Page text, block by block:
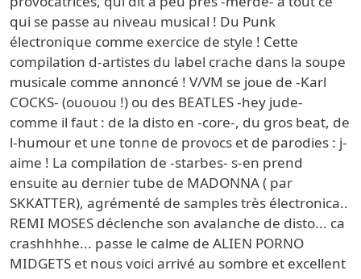
qui se passe au niveau musical ! Du Punk
électronique comme exercice de style ! Cette
compilation d-artistes du label crache dans la soupe
musicale comme annoncé ! V/VM se joue de -Karl
COCKS- (ououou !) ou des BEATLES -hey jude-
comme il faut : de la disto en -core-, du gros beat, de
l-humour et une tonne de provocs et de parodies : j-
aime ! La compilation de -starbes- s-en prend
ensuite au dernier tube de MADONNA ( par
SKKATTER), agrémenté de samples très électronica..
REMI MOSES déclenche son avalanche de disto... ca
crashhhhe... passe le calme de ALIEN PORNO
MIDGETS et nous voici arrivé au sombre et excellent